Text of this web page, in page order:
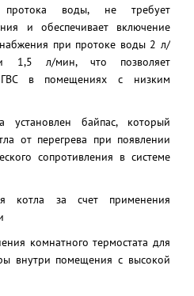
протока воды, не требует
и обеспечивает включение
при протоке воды 2 л/
1,5 л/мин, что позволяет
ГВС в помещениях с низким
байпас, который
от перегрева при появлении
сопротивления в системе
котла за счет применения
комнатного термостата для
внутри помещения с высокой